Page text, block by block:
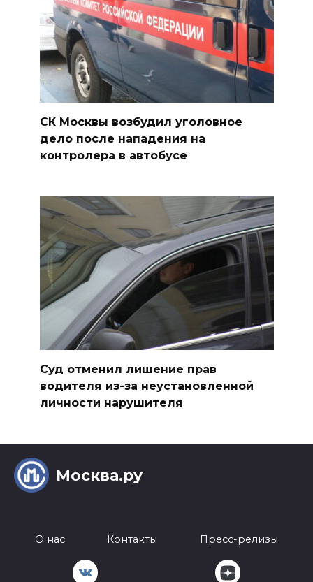
СК Москвы возбудил уголовное
дело после нападения на
контролера в автобусе
Суд отменил лишение прав
водителя из-за неустановленной
личности нарушителя
Москва.ру
О нас Контакты Пресс-релизы